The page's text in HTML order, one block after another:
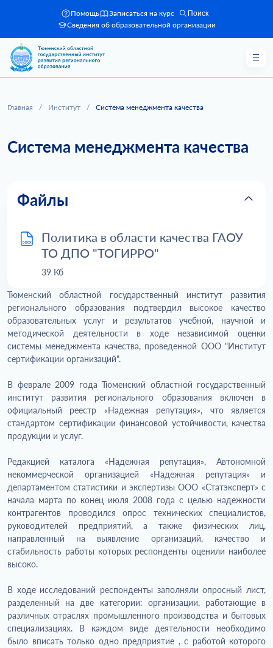
Помощь Записаться на курс Поиск
Сведения об образовательной организации
Главная / Институт / Система менеджмента качества
Система менеджмента качества
Файлы
Политика в области качества ГАОУ
ТО ДПО "ТОГИРРО"
39 Кб
Тюменский областной государственный институт развития
регионального образования подтвердил высокое качество
образовательных услуг и результатов учебной, научной и
методической деятельности в ходе независимой оценки
системы менеджмента качества, проведенной ООО "Институт
сертификации организаций".
В феврале 2009 года Тюменский областной государственный
институт развития регионального образования включен в
официальный реестр «Надежная репутация», что является
стандартом сертификации финансовой устойчивости, качества
продукции и услуг.
Редакцией каталога «Надежная репутация», Автономной
некоммерческой организацией «Надежная репутация» и
департаментом статистики и экспертизы ООО «Статэксперт» с
начала марта по конец июля 2008 года с целью надежности
контрагентов проводился опрос технических специалистов,
руководителей предприятий, а также физических лиц,
направленный на выявление организаций, качество и
стабильность работы которых респонденты оценили наиболее
высоко.
В ходе исследований респонденты заполняли опросный лист,
разделенный на две категории: организации, работающие в
различных отраслях промышленного производства и бытовых
специализациях. В каждом виде деятельности необходимо
было вписать только одно предприятие , с работой которого